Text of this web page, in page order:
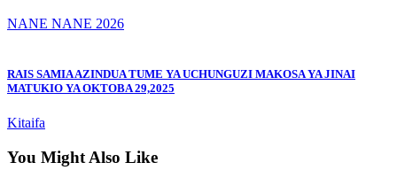
NANE NANE 2026
RAIS SAMIA AZINDUA TUME YA UCHUNGUZI MAKOSA YA JINAI
MATUKIO YA OKTOBA 29,2025
Kitaifa
You Might Also Like